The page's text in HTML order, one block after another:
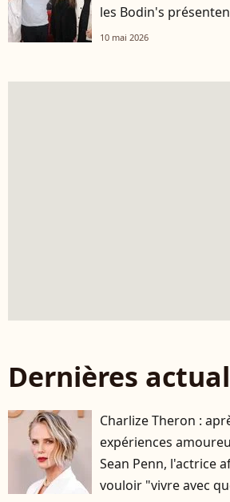
les Bodin's
10 mai 2026
Dernières
Charlize Theron :
expériences
Sean Penn, l'actrice
vouloir "vivre avec